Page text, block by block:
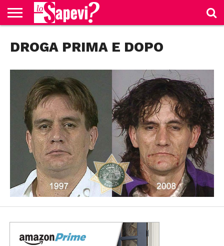
BENESSERE
GOSSIP
PRODOTTI
AMAZON
NEWS
CASA E
CUCINA
DROGA PRIMA E DOPO